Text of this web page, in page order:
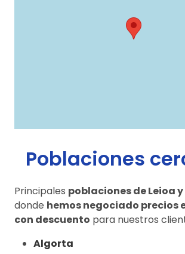
Poblaciones
Principales poblaciones de Leioa
donde hemos negociado precios
con descuento para nuestros
Algorta